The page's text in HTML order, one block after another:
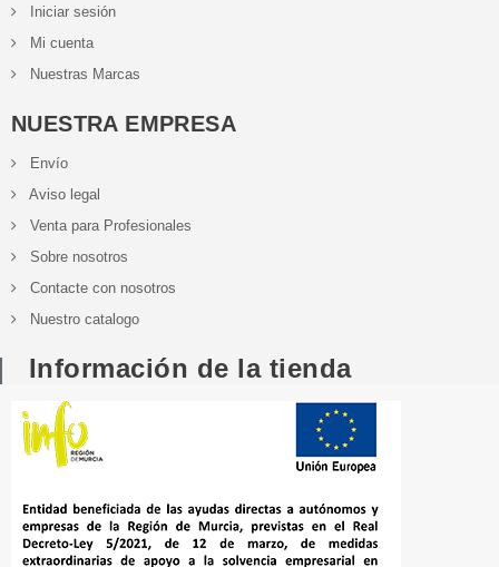
Iniciar sesión
Mi cuenta
Nuestras Marcas
NUESTRA EMPRESA
Envío
Aviso legal
Venta para Profesionales
Sobre nosotros
Contacte con nosotros
Nuestro catalogo
Información de la tienda